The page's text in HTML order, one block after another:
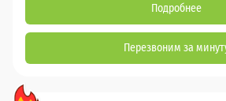
Подробнее
Перезвоним за